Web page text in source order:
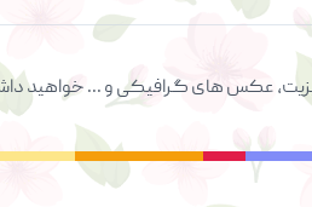
ویزیت، عکس های گرافیکی و ... خواهید